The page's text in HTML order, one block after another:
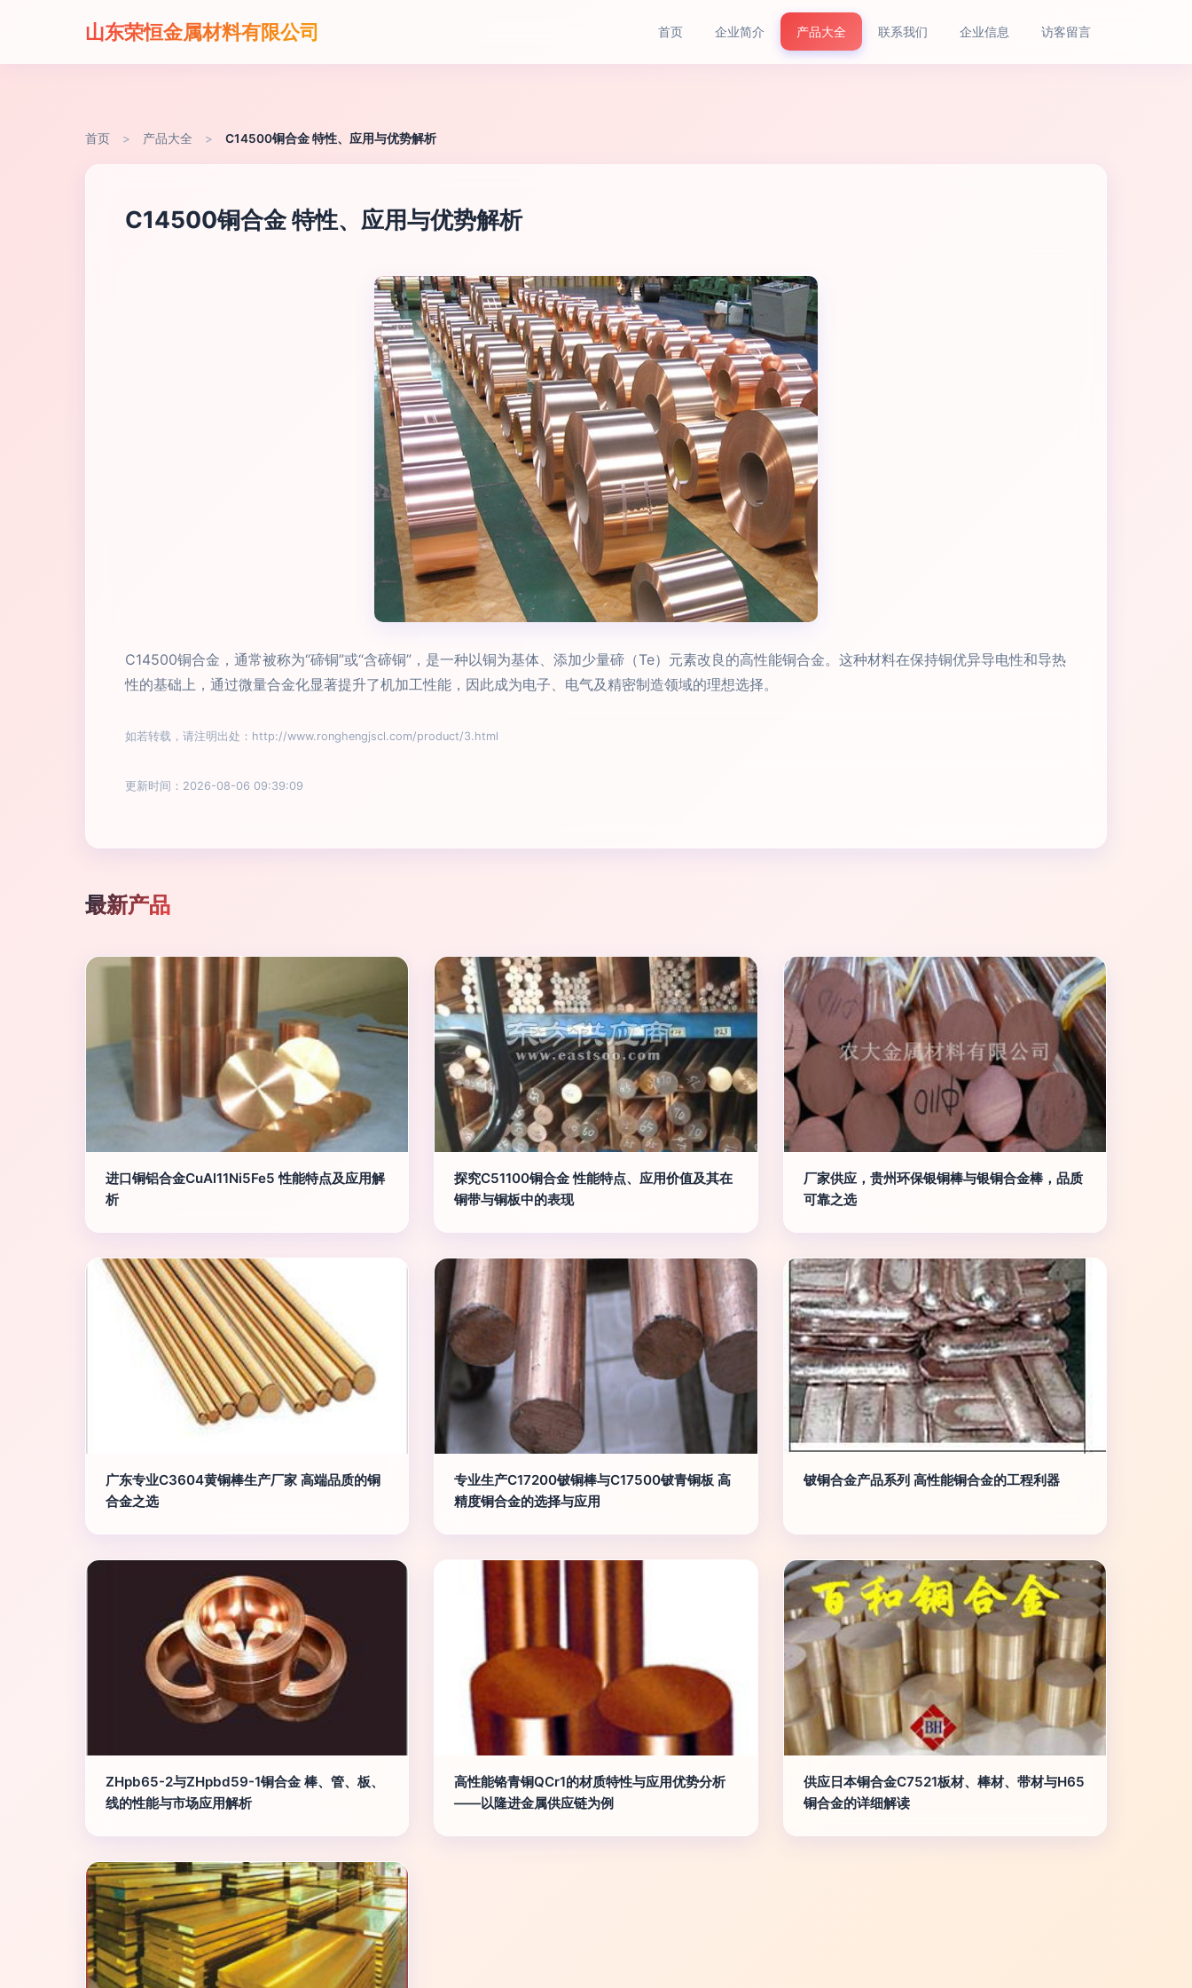
山东荣恒金属材料有限公司 首页 企业简介 产品大全 联系我们 企业信息 访客留言
首页 > 产品大全 > C14500铜合金 特性、应用与优势解析
C14500铜合金 特性、应用与优势解析
C14500铜合金，通常被称为“碲铜”或“含碲铜”，是一种以铜为基体、添加少量碲（Te）元素改良的高性能铜合金。这种材料在保持铜优异导电性和导热
性的基础上，通过微量合金化显著提升了机加工性能，因此成为电子、电气及精密制造领域的理想选择。
如若转载，请注明出处：http://www.ronghengjscl.com/product/3.html
更新时间：2026-08-06 09:39:09
最新产品
进口铜铝合金CuAl11Ni5Fe5 性能特点及应用解
析
探究C51100铜合金 性能特点、应用价值及其在
铜带与铜板中的表现
厂家供应，贵州环保银铜棒与银铜合金棒，品质
可靠之选
广东专业C3604黄铜棒生产厂家 高端品质的铜
合金之选
专业生产C17200铍铜棒与C17500铍青铜板 高
精度铜合金的选择与应用
铍铜合金产品系列 高性能铜合金的工程利器
ZHpb65-2与ZHpbd59-1铜合金 棒、管、板、
线的性能与市场应用解析
高性能铬青铜QCr1的材质特性与应用优势分析
——以隆进金属供应链为例
供应日本铜合金C7521板材、棒材、带材与H65
铜合金的详细解读